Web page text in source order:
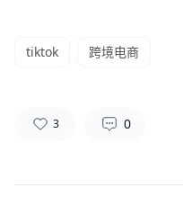
tiktok 跨境电商
3 0